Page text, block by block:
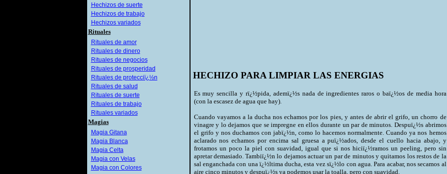
Hechizos de suerte
Hechizos de trabajo
Hechizos variados
Rituales
Rituales de amor
Rituales de dinero
Rituales de negocios
Rituales de prosperidad
Rituales de protecciï¿½n
Rituales de salud
Rituales de suerte
Rituales de trabajo
Rituales variados
Magias
Magia Gitana
Magia Blanca
Magia Celta
Magia con Velas
Magia con Colores
HECHIZO PARA LIMPIAR LAS ENERGIAS
Es muy sencilla y rï¿½pida, ademï¿½s nada de ingredientes raros o baï¿½os de media hora
(con la escasez de agua que hay).
Cuando vayamos a la ducha nos echamos por los pies, y antes de abrir el grifo, un chorro de
vinagre y lo dejamos que se impregne en ellos durante un par de minutos. Despuï¿½s abrimos
el grifo y nos duchamos con jabï¿½n, como lo hacemos normalmente. Cuando ya nos hemos
aclarado nos echamos por encima sal gruesa a puï¿½ados, desde el cuello hacia abajo, y
frotamos un poco la piel con suavidad, igual que si nos hiciï¿½ramos un peeling, pero sin
apretar demasiado. Tambiï¿½n lo dejamos actuar un par de minutos y quitamos los restos de la
sal enganchada con una ï¿½ltima ducha, esta vez sï¿½lo con agua. Para acabar, nos secamos al
aire cinco minutos y despuï¿½s ya podemos usar la toalla, pero con suavidad.